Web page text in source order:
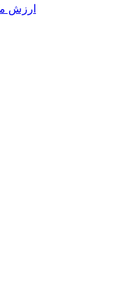
ارزش